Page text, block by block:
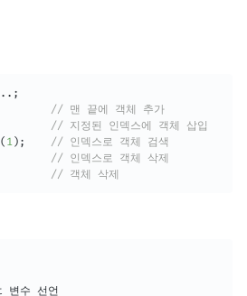
. . ;
// 맨 끝에 객체 추가
// 지정된 인덱스에 객체 삽입
( 1 ) ;
// 인덱스로 객체 검색
// 인덱스로 객체 삭제
// 객체 삭제